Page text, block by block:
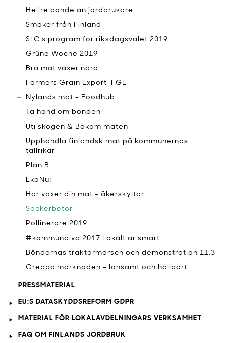
Hellre bonde än jordbrukare
Smaker från Finland
SLC:s program för riksdagsvalet 2019
Grüne Woche 2019
Bra mat växer nära
Farmers Grain Export-FGE
Nylands mat - Foodhub
Ta hand om bonden
Uti skogen & Bakom maten
Upphandla finländsk mat på kommunernas
tallrikar
Plan B
EkoNu!
Här växer din mat - åkerskyltar
Sockerbetor
Pollinerare 2019
#kommunalval2017 Lokalt är smart
Böndernas traktormarsch och demonstration 11.3
Greppa marknaden – lönsamt och hållbart
PRESSMATERIAL
EU:S DATASKYDDSREFORM GDPR
MATERIAL FÖR LOKALAVDELNINGARS VERKSAMHET
FAQ OM FINLANDS JORDBRUK